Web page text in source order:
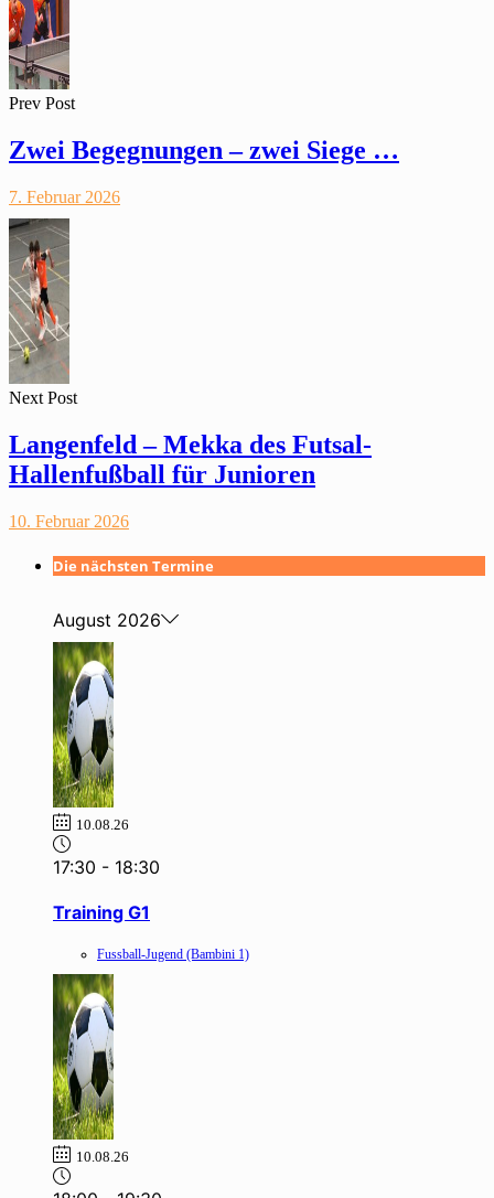
Prev Post
Zwei Begegnungen – zwei Siege …
7. Februar 2026
Next Post
Langenfeld – Mekka des Futsal-
Hallenfußball für Junioren
10. Februar 2026
Die nächsten Termine
August 2026
10.08.26
17:30 - 18:30
Training G1
Fussball-Jugend (Bambini 1)
10.08.26